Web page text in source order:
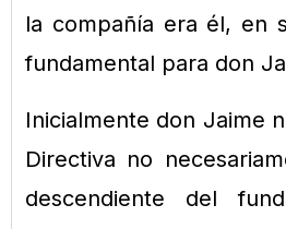
la compañía era él, en
fundamental para don
Inicialmente don Jaime
Directiva no
descendiente del